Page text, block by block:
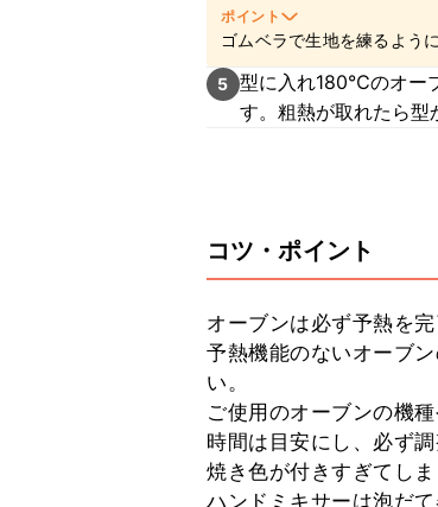
ポイント
ゴムベラで生地を練るよう
を加えた後は切るように混
こちらをご参照ください。
5 型に入れ180℃のオー
す。粗熱が取れたら型
コツ・ポイント
オーブンは必ず予熱を
予熱機能のないオーブ
い。
ご使用のオーブンの機
時間は目安にし、必ず調
焼き色が付きすぎてし
ハンドミキサーは泡だ